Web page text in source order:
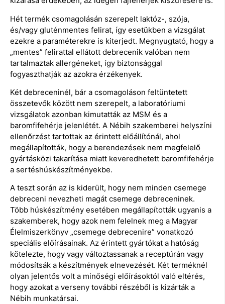
Hét termék csomagolásán szerepelt laktóz-, szója,
és/vagy gluténmentes felirat, így esetükben a vizsgálat
ezekre a paraméterekre is kiterjedt. Megnyugtató, hogy a
„mentes” felirattal ellátott debrecenik valóban nem
tartalmaztak allergéneket, így biztonsággal
fogyaszthatják az azokra érzékenyek.
Két debreceninél, bár a csomagoláson feltüntetett
összetevők között nem szerepelt, a laboratóriumi
vizsgálatok azonban kimutatták az MSM és a
baromfifehérje jelenlétét. A Nébih szakemberei helyszíni
ellenőrzést tartottak az érintett előállítónál, ahol
megállapították, hogy a berendezések nem megfelelő
gyártásközi takarítása miatt keveredhetett baromfifehérje
a sertéshúskészítményekbe.
A teszt során az is kiderült, hogy nem minden csemege
debreceni nevezheti magát csemege debreceninek.
Több húskészítmény esetében megállapították ugyanis a
szakemberek, hogy azok nem felelnek meg a Magyar
Élelmiszerkönyv „csemege debrecenire” vonatkozó
speciális előírásainak. Az érintett gyártókat a hatóság
kötelezte, hogy vagy változtassanak a receptúrán vagy
módosítsák a készítmények elnevezését. Két terméknél
olyan jelentős volt a minőségi előírásoktól való eltérés,
hogy azokat a verseny további részéből is kizárták a
Nébih munkatársai.